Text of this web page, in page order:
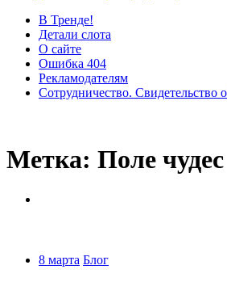
В Тренде!
Детали слота
О сайте
Ошибка 404
Рекламодателям
Сотрудничество. Свидетельство
Метка: Поле чудес
8 марта Блог